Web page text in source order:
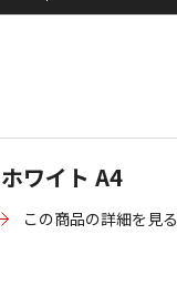
ワイト A4
この商品の詳細を見る